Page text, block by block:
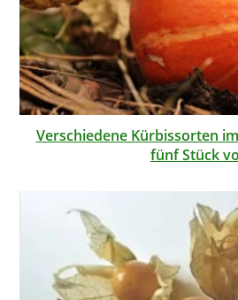
Verschiedene Kürbissorten
fünf Stück